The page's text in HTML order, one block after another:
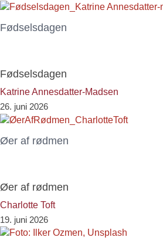
Fødselsdagen
Fødselsdagen
Katrine Annesdatter-Madsen
26. juni 2026
Øer af rødmen
Øer af rødmen
Charlotte Toft
19. juni 2026